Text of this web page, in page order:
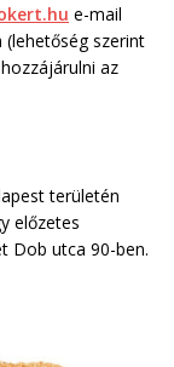
e-mail
szerint
az
területén
előzetes
Dob utca 90-ben.